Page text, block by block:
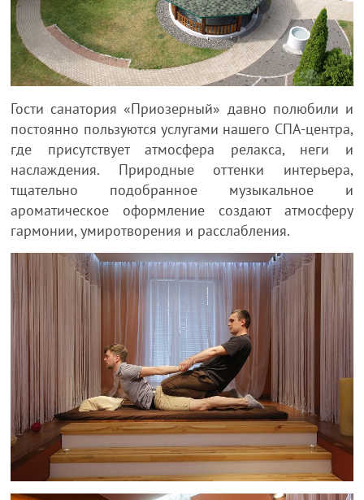
Гости санатория «Приозерный» давно полюбили и
постоянно пользуются услугами нашего СПА-центра,
где присутствует атмосфера релакса, неги и
наслаждения. Природные оттенки интерьера,
тщательно подобранное музыкальное и
ароматическое оформление создают атмосферу
гармонии, умиротворения и расслабления.